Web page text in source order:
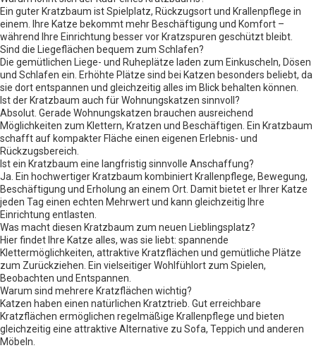
Ein guter Kratzbaum ist Spielplatz, Rückzugsort und Krallenpflege in
einem. Ihre Katze bekommt mehr Beschäftigung und Komfort –
während Ihre Einrichtung besser vor Kratzspuren geschützt bleibt.
Sind die Liegeflächen bequem zum Schlafen?
Die gemütlichen Liege- und Ruheplätze laden zum Einkuscheln, Dösen
und Schlafen ein. Erhöhte Plätze sind bei Katzen besonders beliebt, da
sie dort entspannen und gleichzeitig alles im Blick behalten können.
Ist der Kratzbaum auch für Wohnungskatzen sinnvoll?
Absolut. Gerade Wohnungskatzen brauchen ausreichend
Möglichkeiten zum Klettern, Kratzen und Beschäftigen. Ein Kratzbaum
schafft auf kompakter Fläche einen eigenen Erlebnis- und
Rückzugsbereich.
Ist ein Kratzbaum eine langfristig sinnvolle Anschaffung?
Ja. Ein hochwertiger Kratzbaum kombiniert Krallenpflege, Bewegung,
Beschäftigung und Erholung an einem Ort. Damit bietet er Ihrer Katze
jeden Tag einen echten Mehrwert und kann gleichzeitig Ihre
Einrichtung entlasten.
Was macht diesen Kratzbaum zum neuen Lieblingsplatz?
Hier findet Ihre Katze alles, was sie liebt: spannende
Klettermöglichkeiten, attraktive Kratzflächen und gemütliche Plätze
zum Zurückziehen. Ein vielseitiger Wohlfühlort zum Spielen,
Beobachten und Entspannen.
Warum sind mehrere Kratzflächen wichtig?
Katzen haben einen natürlichen Kratztrieb. Gut erreichbare
Kratzflächen ermöglichen regelmäßige Krallenpflege und bieten
gleichzeitig eine attraktive Alternative zu Sofa, Teppich und anderen
Möbeln.